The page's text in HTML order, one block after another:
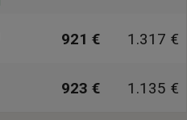
921 € 1.317 €
923 € 1.135 €